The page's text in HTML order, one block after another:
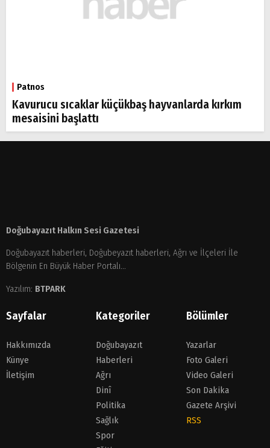
Patnos
Kavurucu sıcaklar küçükbaş hayvanlarda kırkım
mesaisini başlattı
Doğubayazıt Halkın Sesi Gazetesi
Doğubayazıt haberleri, Doğubeyazıt haberleri, Ağrı ve İlçeleri İle
Bölgenin En Büyük Haber Portalı...
Yazılım: BTPARK
Sayfalar
Hakkımızda
Künye
İletişim
Kategoriler
Doğubayazıt
Haberleri
Ağrı
Dinî
Politika
Sağlık
Spor
Bölümler
Yazarlar
Foto Galeri
Video Galeri
Son Dakika
Gazete Arşivi
RSS